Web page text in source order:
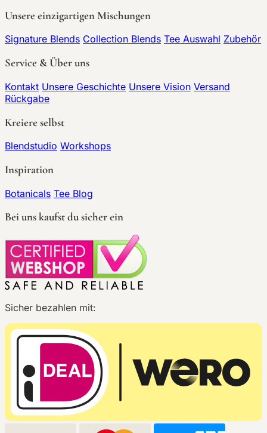
Unsere einzigartigen Mischungen
Signature Blends Collection Blends Tee Auswahl Zubehör
Service & Über uns
Kontakt Unsere Geschichte Unsere Vision Versand
Rückgabe
Kreiere selbst
Blendstudio Workshops
Inspiration
Botanicals Tee Blog
Bei uns kaufst du sicher ein
Sicher bezahlen mit: